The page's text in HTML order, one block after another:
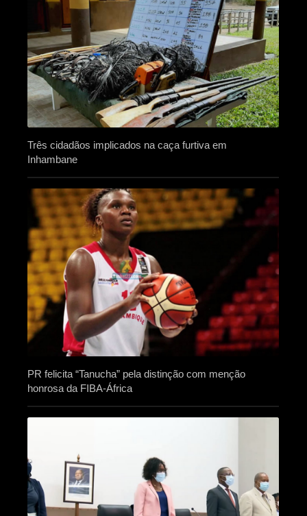
Três cidadãos implicados na caça furtiva em
Inhambane
PR felicita “Tanucha” pela distinção com menção
honrosa da FIBA-África